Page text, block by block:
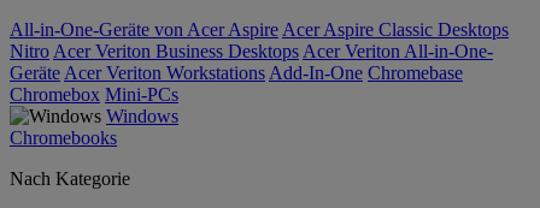
All-in-One-Geräte von Acer Aspire Acer Aspire Classic Desktops
Nitro Acer Veriton Business Desktops Acer Veriton All-in-One-
Geräte Acer Veriton Workstations Add-In-One Chromebase
Chromebox Mini-PCs
Windows
Chromebooks
Nach Kategorie